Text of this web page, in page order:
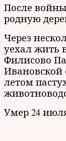
После
родную
Через
уехал жить
Филисово
Ивановской
летом
Умер 24